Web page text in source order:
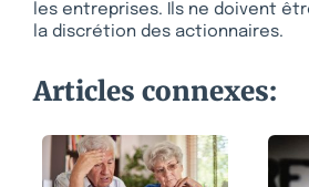
les entreprises. Ils ne doivent
la discrétion des actionnaires.
Articles connexes: